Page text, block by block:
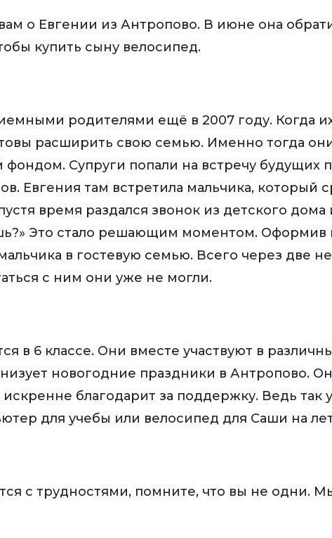
о Евгении из Антропово. В июне она
купить сыну велосипед.
родителями ещё в 2007 году. Когда
расширить свою семью. Именно тогда
Супруги попали на встречу будущих
Евгения там встретила мальчика, который
время раздался звонок из детского
Это стало решающим моментом.
в гостевую семью. Всего через две
с ним они уже не могли.
в 6 классе. Они вместе участвуют в
новогодние праздники в Антропово.
благодарит за поддержку. Ведь так
для учебы или велосипед для Саши на
с трудностями, помните, что вы не одни.